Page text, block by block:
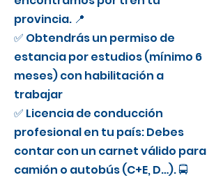
provincia. 📍
✅ Obtendrás un permiso de
estancia por estudios (mínimo 6
meses) con habilitación a
trabajar
✅ Licencia de conducción
profesional en tu país: Debes
contar con un carnet válido para
camión o autobús (C+E, D…). 🚍